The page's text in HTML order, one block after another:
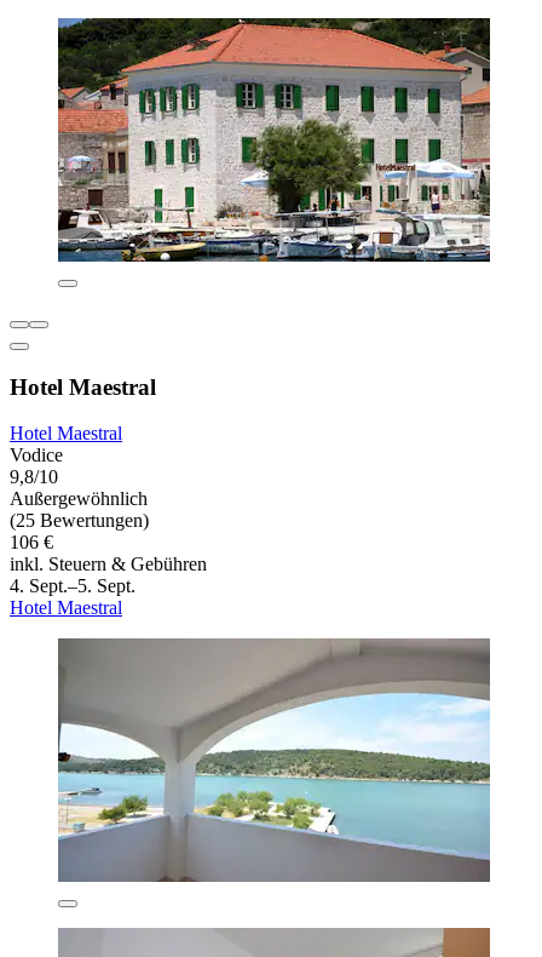
Hotel Maestral
Hotel Maestral
Vodice
9,8/10
Außergewöhnlich
(25 Bewertungen)
106 €
inkl. Steuern & Gebühren
4. Sept.–5. Sept.
Hotel Maestral